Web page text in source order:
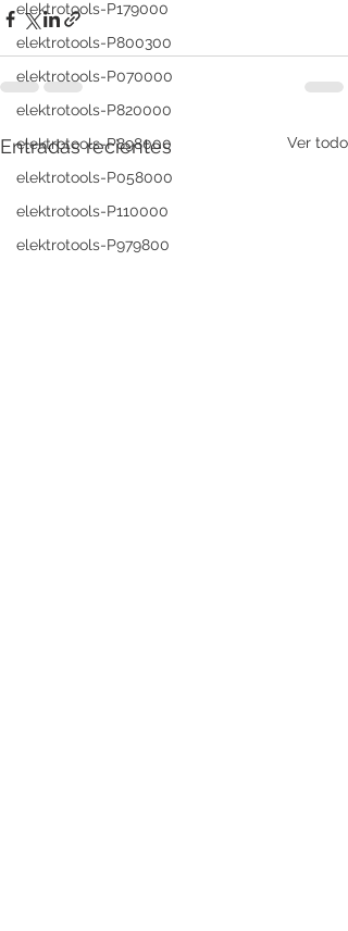
elektrotools-P179000
elektrotools-P800300
elektrotools-P070000
elektrotools-P820000
elektrotools-P898000
elektrotools-P058000
elektrotools-P110000
elektrotools-P979800
Entradas recientes Ver todo